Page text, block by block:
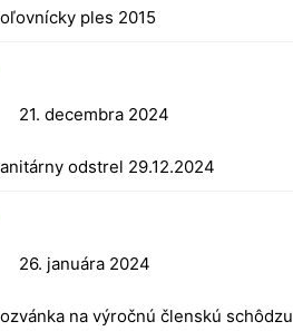
januára
ples 2015
21. decembra 2024
decembra
odstrel 29.12.2024
26. januára 2024
januára
na výročnú členskú schôdzu